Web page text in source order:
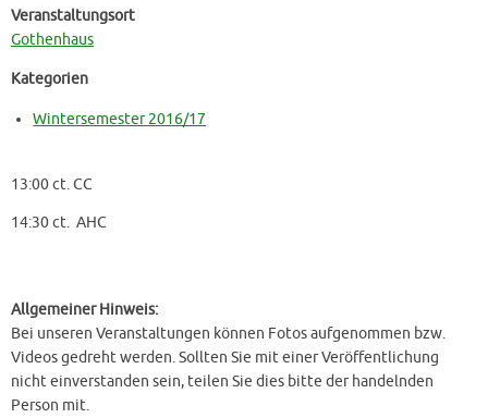
Veranstaltungsort
Gothenhaus
Kategorien
Wintersemester 2016/17
13:00 ct. CC
14:30 ct. AHC
Allgemeiner Hinweis:
Bei unseren Veranstaltungen können Fotos aufgenommen bzw.
Videos gedreht werden. Sollten Sie mit einer Veröffentlichung
nicht einverstanden sein, teilen Sie dies bitte der handelnden
Person mit.